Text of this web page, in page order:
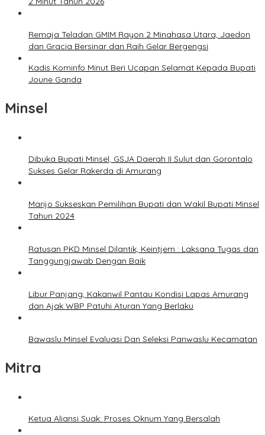
Remaja Teladan GMIM Rayon 2 Minahasa Utara, Jaedon
dan Gracia Bersinar dan Raih Gelar Bergengsi
Kadis Kominfo Minut Beri Ucapan Selamat Kepada Bupati
Joune Ganda
Minsel
Dibuka Bupati Minsel, GSJA Daerah II Sulut dan Gorontalo
Sukses Gelar Rakerda di Amurang
Marijo Sukseskan Pemilihan Bupati dan Wakil Bupati Minsel
Tahun 2024
Ratusan PKD Minsel Dilantik, Keintjem : Laksana Tugas dan
Tanggungjawab Dengan Baik
Libur Panjang, Kakanwil Pantau Kondisi Lapas Amurang
dan Ajak WBP Patuhi Aturan Yang Berlaku
Bawaslu Minsel Evaluasi Dan Seleksi Panwaslu Kecamatan
Mitra
Ketua Aliansi Suak: Proses Oknum Yang Bersalah